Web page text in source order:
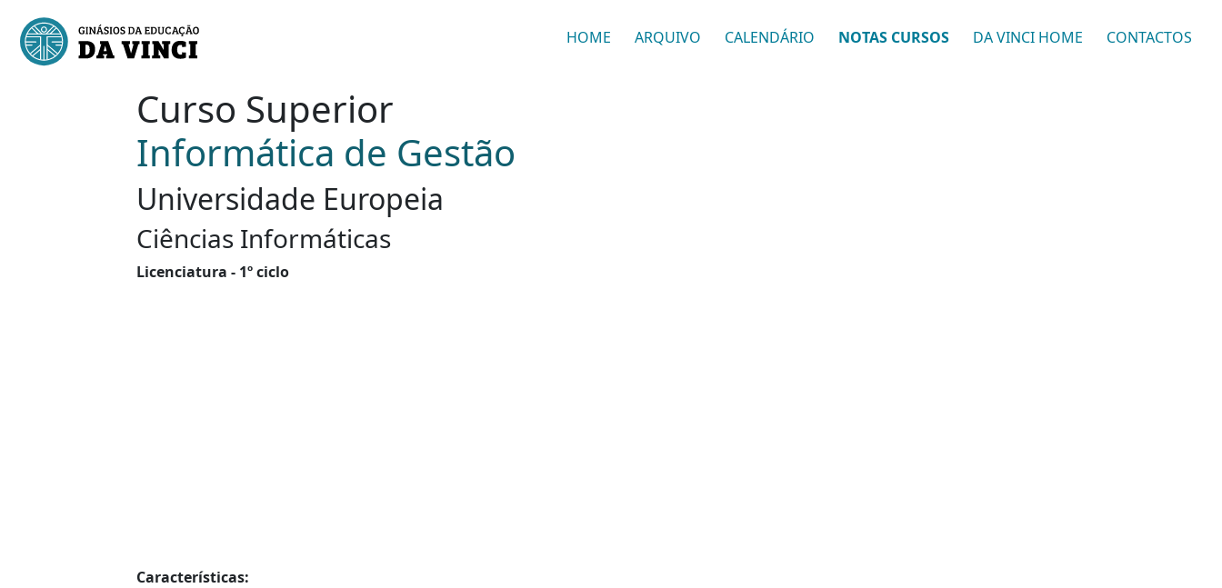
HOME ARQUIVO CALENDÁRIO NOTAS CURSOS DA VINCI HOME CONTACTOS
Curso Superior
Informática de Gestão
Universidade Europeia
Ciências Informáticas
Licenciatura - 1º ciclo
Características: